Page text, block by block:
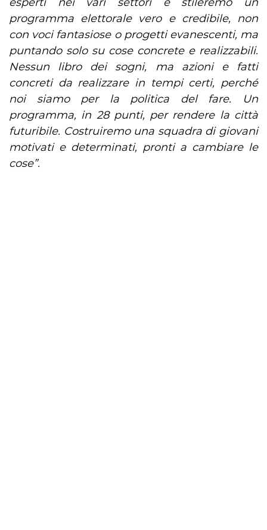
programma elettorale vero e credibile, non
con voci fantasiose o progetti evanescenti, ma
puntando solo su cose concrete e realizzabili.
Nessun libro dei sogni, ma azioni e fatti
concreti da realizzare in tempi certi, perché
noi siamo per la politica del fare. Un
programma, in 28 punti, per rendere la città
futuribile. Costruiremo una squadra di giovani
motivati e determinati, pronti a cambiare le
cose”.